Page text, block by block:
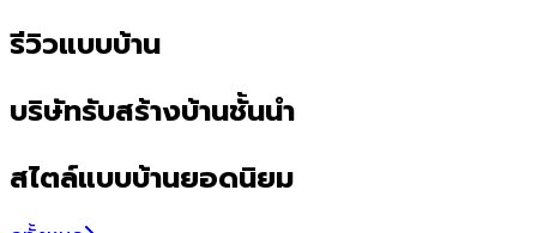
รีวิวแบบบ้าน
บริษัทรับสร้างบ้านชั้นนำ
สไตล์แบบบ้านยอดนิยม